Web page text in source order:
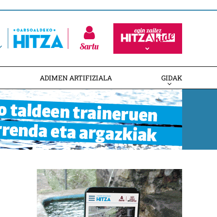
Sartu
ADIMEN ARTIFIZIALA GIDAK